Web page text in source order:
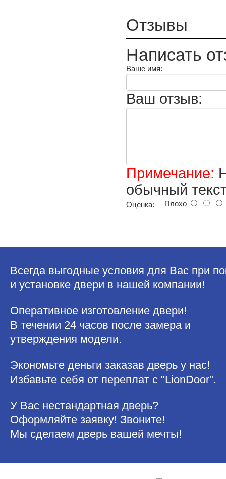
Отзывы
Написать
Ваше имя:
Ваш отзыв:
Примечание:
обычный
Оценка: Плохо
Всегда выгодные условия для Вас при
и установке двери в нашей компании!
Оперативное изготовление двери!
В течении 24 часов после замера и
утверждения модели.
Экономьте деньги заказав дверь у нас!
Избавьте себя от переплат с "LionDoor".
У Вас нестандартная дверь?
Оформляйте заявку! Звоните!
Мы сделаем дверь вашей мечты!